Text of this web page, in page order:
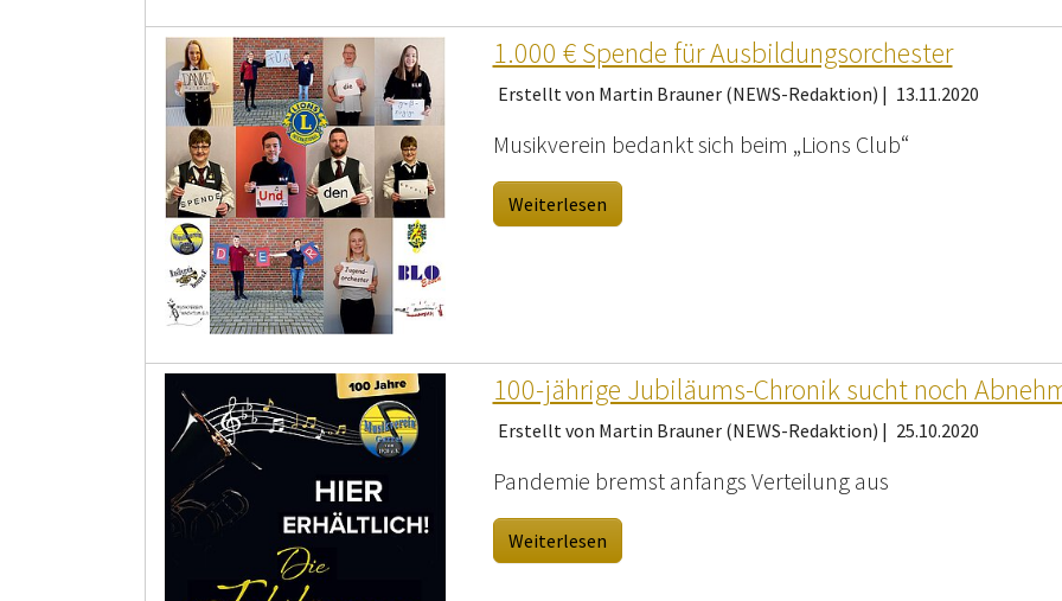
1.000 € Spende für Ausbildungsorchester
Erstellt von Martin Brauner (NEWS-Redaktion) | 13.11.2020
Musikverein bedankt sich beim „Lions Club“
Weiterlesen
100-jährige Jubiläums-Chronik sucht noch
Erstellt von Martin Brauner (NEWS-Redaktion) | 25.10.2020
Pandemie bremst anfangs Verteilung aus
Weiterlesen